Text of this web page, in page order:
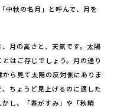
中秋の名月」と呼んで、月を
月の高さと、天気です。太陽
はご存じでしょう。月の通り
ら見て太陽の反対側にありま
ちょうど見上げるのに適した
し、「春がすみ」や「秋晴